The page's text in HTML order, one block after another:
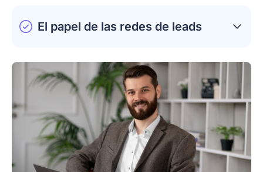
El papel de las redes de leads